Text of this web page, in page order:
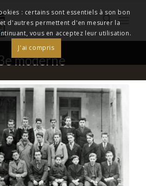
moderne
: certains sont essentiels à son bon
d'autres permettent d'en mesurer la
vous en acceptez leur utilisation.
J'ai compris